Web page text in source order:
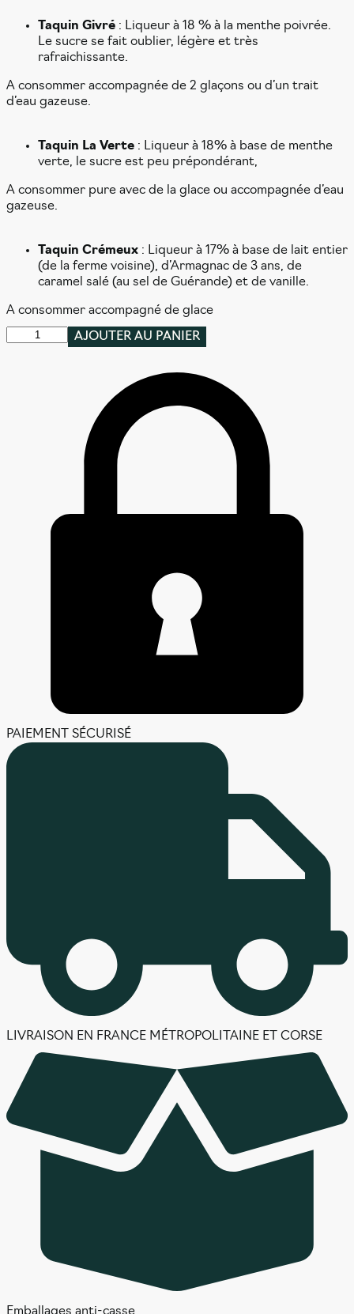
Taquin Givré : Liqueur à 18 % à la menthe poivrée.
Le sucre se fait oublier, légère et très
rafraichissante.
A consommer accompagnée de 2 glaçons ou d’un trait
d’eau gazeuse.
Taquin La Verte : Liqueur à 18% à base de menthe
verte, le sucre est peu prépondérant,
A consommer pure avec de la glace ou accompagnée d’eau
gazeuse.
Taquin Crémeux : Liqueur à 17% à base de lait entier
(de la ferme voisine), d’Armagnac de 3 ans, de
caramel salé (au sel de Guérande) et de vanille.
A consommer accompagné de glace
quantité
AJOUTER AU PANIER
PAIEMENT SÉCURISÉ
LIVRAISON EN FRANCE MÉTROPOLITAINE ET CORSE